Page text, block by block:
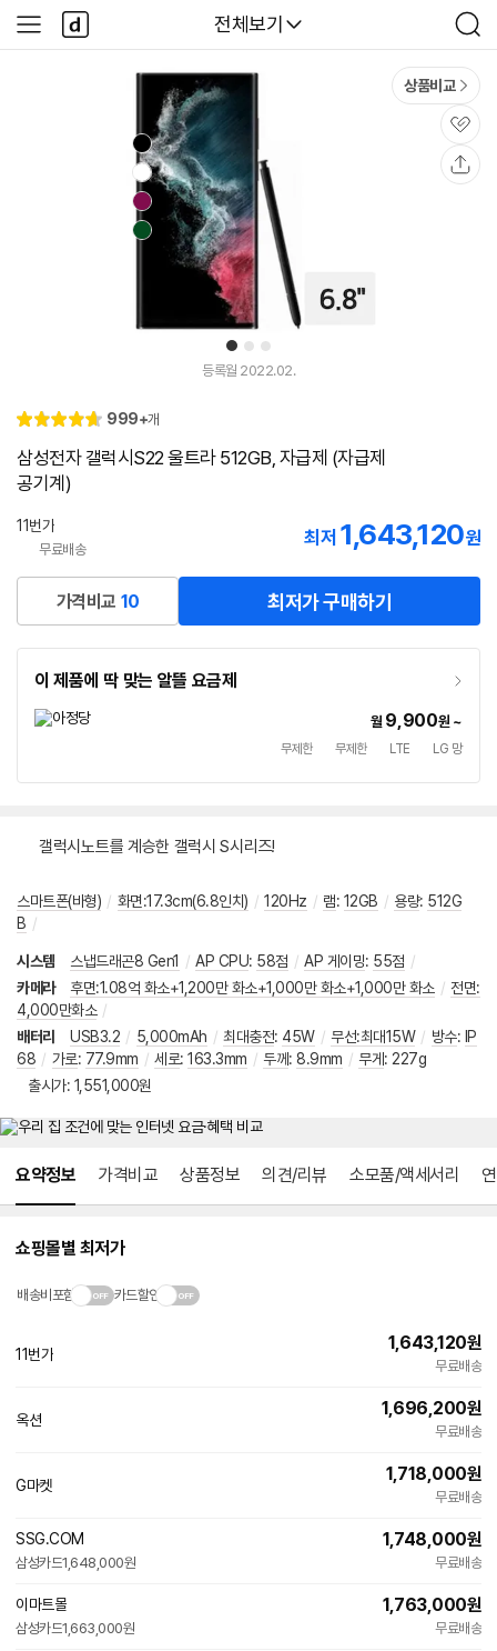
다나와
전체보기
검
색
사
이
다
나
와
1 2 3
상품비교
관
심
등록월 2022.02.
별
4.
리
999+개
삼성전자 갤럭시S22 울트라 512GB, 자급제 (자급제
공기계)
11번가
무료배송
최저 1,643,120원
가격비교 10 최저가 구매하기
이 제품에 딱 맞는 알뜰 요금제
월 9,900원 ~
무제한 무제한 LTE LG 망
갤럭시노트를 계승한 갤럭시 S시리즈!
스마트폰(바형) / 화면:17.3cm(6.8인치) / 120Hz / 램: 12GB / 용량: 512G
B /
시스템 스냅드래곤8 Gen1 / AP CPU: 58점 / AP 게이밍: 55점 /
카메라
후면:1.08억 화소+1,200만 화소+1,000만 화소+1,000만 화소 / 전면:
4,000만화소 /
배터리
USB3.2 / 5,000mAh / 최대충전: 45W / 무선:최대15W / 방수: IP
68 / 가로: 77.9mm / 세로: 163.3mm / 두께: 8.9mm / 무게 : 227g
출시가
출시가: 1,551,000원
요약정보 가격비교 상품정보 의견/리뷰 소모품/액세서리
쇼핑몰별 최저가
배송비포함 카드할인
11번가
1,643,120원
무료배송
옥션
1,696,200원
무료배송
G마켓
1,718,000원
무료배송
SSG.COM
삼성카드1,648,000원
1,748,000원
무료배송
이마트몰
삼성카드1,663,000원
1,763,000원
무료배송